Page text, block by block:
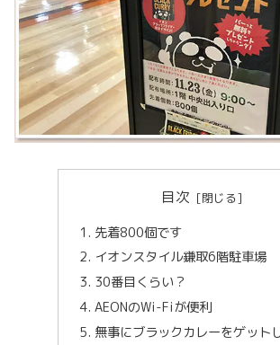
目次
先着800個です
イオンスタイル鎌取6階駐車場
30番目くらい？
AEONのWi-Fiが便利
無事にブラックカレーをゲット